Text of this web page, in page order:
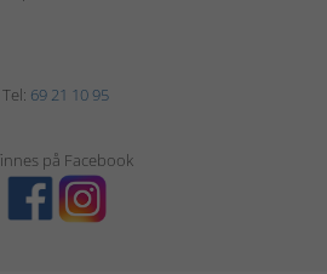
Tel: 69 21 10 95
på Facebook